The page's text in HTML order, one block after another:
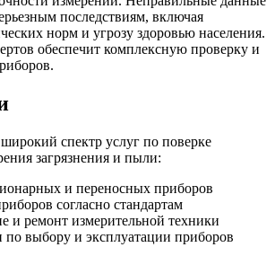
последствиям, включая
норм и угрозу здоровью населения.
обеспечит комплексную проверку и
спектр услуг по поверке
загрязнения и пыли:
и переносных приборов
согласно стандартам
и ремонт измерительной техники
по выбору и эксплуатации приборов